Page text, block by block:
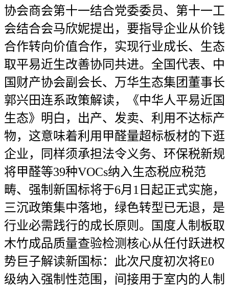
协会商会第十一结合党委委员、第十一工
会结合会马欣妮提出，要指导企业从价钱
合作转向价值合作，实现行业成长、生态
取平易近生改善协同共进。全国代表、中
国财产协会副会长、万华生态集团董事长
郭兴田连系政策解读，《中华人平易近国
生态》明白，出产、发卖、利用不达标产
物，这意味着利用甲醛量超标板材的下逛
企业，同样须承担法令义务、环保税新规
将甲醛等39种VOCs纳入生态税应税范
畴、强制新国标将于6月1日起正式实施，
三沉政策集中落地，绿色转型已无退，是
行业必需践行的成长原则。国度人制板取
木竹成品质量查验检测核心从任付跃进权
势巨子解读新国标：此次尺度初次将E0
级纳入强制性范围，间接用于室内的人制